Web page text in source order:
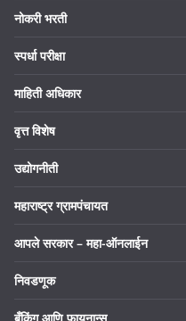
नोकरी भरती
स्पर्धा परीक्षा
माहिती अधिकार
वृत्त विशेष
उद्योगनीती
महाराष्ट्र ग्रामपंचायत
आपले सरकार – महा-ऑनलाईन
निवडणूक